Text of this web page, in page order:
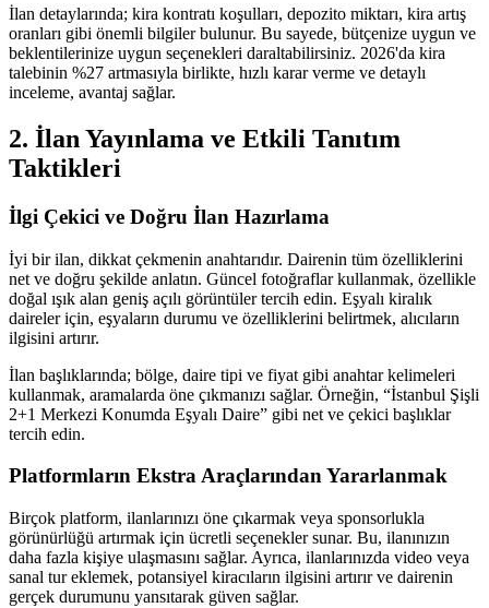
İlan detaylarında; kira kontratı koşulları, depozito miktarı, kira artış
oranları gibi önemli bilgiler bulunur. Bu sayede, bütçenize uygun ve
beklentilerinize uygun seçenekleri daraltabilirsiniz. 2026'da kira
talebinin %27 artmasıyla birlikte, hızlı karar verme ve detaylı
inceleme, avantaj sağlar.
2. İlan Yayınlama ve Etkili Tanıtım
Taktikleri
İlgi Çekici ve Doğru İlan Hazırlama
İyi bir ilan, dikkat çekmenin anahtarıdır. Dairenin tüm özelliklerini
net ve doğru şekilde anlatın. Güncel fotoğraflar kullanmak, özellikle
doğal ışık alan geniş açılı görüntüler tercih edin. Eşyalı kiralık
daireler için, eşyaların durumu ve özelliklerini belirtmek, alıcıların
ilgisini artırır.
İlan başlıklarında; bölge, daire tipi ve fiyat gibi anahtar kelimeleri
kullanmak, aramalarda öne çıkmanızı sağlar. Örneğin, “İstanbul Şişli
2+1 Merkezi Konumda Eşyalı Daire” gibi net ve çekici başlıklar
tercih edin.
Platformların Ekstra Araçlarından Yararlanmak
Birçok platform, ilanlarınızı öne çıkarmak veya sponsorlukla
görünürlüğü artırmak için ücretli seçenekler sunar. Bu, ilanınızın
daha fazla kişiye ulaşmasını sağlar. Ayrıca, ilanlarınızda video veya
sanal tur eklemek, potansiyel kiracıların ilgisini artırır ve dairenin
gerçek durumunu yansıtarak güven sağlar.